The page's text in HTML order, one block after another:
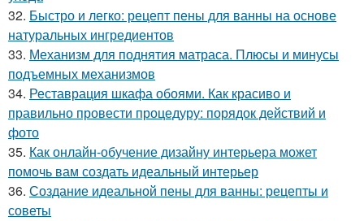
32. Быстро и легко: рецепт пены для ванны на основе
натуральных ингредиентов
33. Механизм для поднятия матраса. Плюсы и минусы
подъемных механизмов
34. Реставрация шкафа обоями. Как красиво и
правильно провести процедуру: порядок действий и
фото
35. Как онлайн-обучение дизайну интерьера может
помочь вам создать идеальный интерьер
36. Создание идеальной пены для ванны: рецепты и
советы